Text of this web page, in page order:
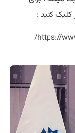
کنید :
https://